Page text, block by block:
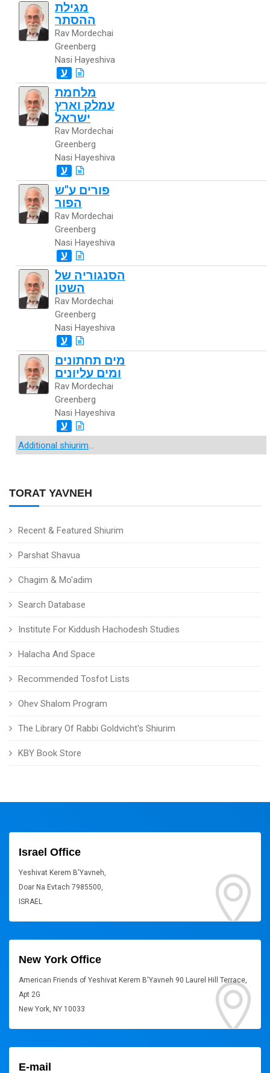
TORAT YAVNEH
Recent & Featured Shiurim
Parshat Shavua
Chagim & Mo'adim
Search Database
Institute For Kiddush Hachodesh Studies
Halacha And Space
Recommended Tosfot Lists
Ohev Shalom Program
The Library Of Rabbi Goldvicht's Shiurim
KBY Book Store
מגילת
ההסתר
Rav Mordechai
Greenberg
Nasi Hayeshiva
ע
מלחמת
עמלק וארץ
ישראל
Rav Mordechai
Greenberg
Nasi Hayeshiva
ע
פורים ע"ש
הפור
Rav Mordechai
Greenberg
Nasi Hayeshiva
ע
הסנגוריה של
השטן
Rav Mordechai
Greenberg
Nasi Hayeshiva
ע
מים תחתונים
ומים עליונים
Rav Mordechai
Greenberg
Nasi Hayeshiva
ע
Additional shiurim...
Israel Office
Yeshivat Kerem B'Yavneh,
Doar Na Evtach 7985500,
ISRAEL
New York Office
American Friends of Yeshivat Kerem B'Yavneh 90 Laurel Hill Terrace,
Apt 2G
New York, NY 10033
E-mail